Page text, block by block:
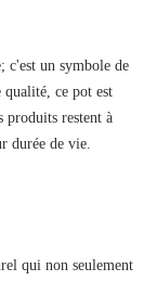
c'est un symbole de
qualité, ce pot est
produits restent à
durée de vie.
qui non seulement